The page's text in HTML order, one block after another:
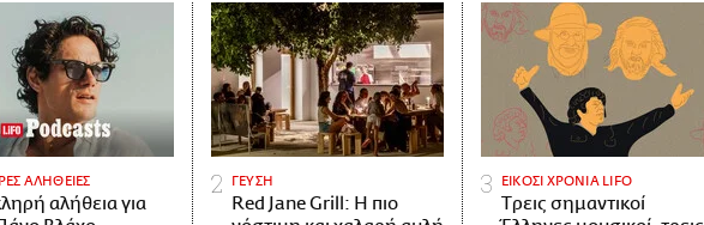
ΑΛΗΘΕΙΕΣ
αλήθεια για
ΓΕΥΣΗ
Red Jane Grill: Η πιο
ΕΙΚΟΣΙ ΧΡΟΝΙΑ LIFO
Tρεις σημαντικοί